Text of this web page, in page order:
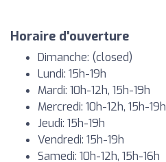
Horaire d'ouverture
Dimanche: (closed)
Lundi: 15h-19h
Mardi: 10h-12h, 15h-19h
Mercredi: 10h-12h, 15h-19h
Jeudi: 15h-19h
Vendredi: 15h-19h
Samedi: 10h-12h, 15h-16h